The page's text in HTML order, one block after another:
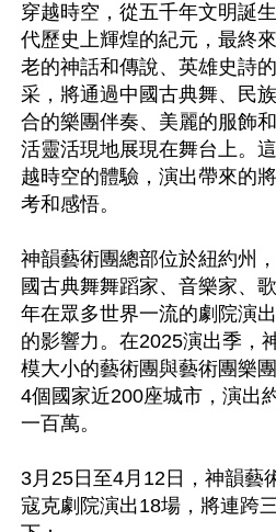
穿越時空，從五千年文明誕
代歷史上輝煌的紀元，最終
老的神話和傳說、英雄史詩
采，將通過中國古典舞、民
合的樂團伴奏、美麗的服飾
活靈活現地展現在舞台上。
越時空的體驗，演出帶來的
考和感悟。
神韻藝術團總部位於紐約州
國古典舞舞蹈家、音樂家、
年在眾多世界一流的劇院演
的影響力。在2025演出季，
模大小的藝術團與藝術團樂
4個國家近200座城市，演出
一百萬。
3月25日至4月12日，神韻藝
寇克劇院演出18場，將連跨